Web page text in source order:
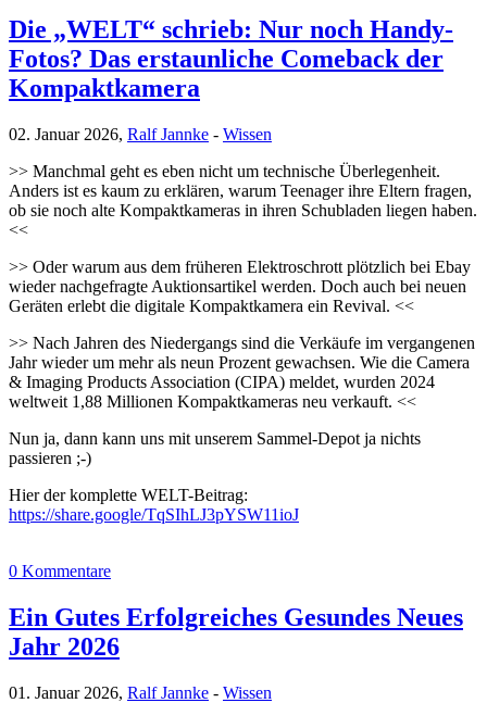
Die „WELT“ schrieb: Nur noch Handy-
Fotos? Das erstaunliche Comeback der
Kompaktkamera
02. Januar 2026, Ralf Jannke - Wissen
>> Manchmal geht es eben nicht um technische Überlegenheit.
Anders ist es kaum zu erklären, warum Teenager ihre Eltern fragen,
ob sie noch alte Kompaktkameras in ihren Schubladen liegen haben.
<<
>> Oder warum aus dem früheren Elektroschrott plötzlich bei Ebay
wieder nachgefragte Auktionsartikel werden. Doch auch bei neuen
Geräten erlebt die digitale Kompaktkamera ein Revival. <<
>> Nach Jahren des Niedergangs sind die Verkäufe im vergangenen
Jahr wieder um mehr als neun Prozent gewachsen. Wie die Camera
& Imaging Products Association (CIPA) meldet, wurden 2024
weltweit 1,88 Millionen Kompaktkameras neu verkauft. <<
Nun ja, dann kann uns mit unserem Sammel-Depot ja nichts
passieren ;-)
Hier der komplette WELT-Beitrag:
https://share.google/TqSIhLJ3pYSW11ioJ
0 Kommentare
Ein Gutes Erfolgreiches Gesundes Neues
Jahr 2026
01. Januar 2026, Ralf Jannke - Wissen